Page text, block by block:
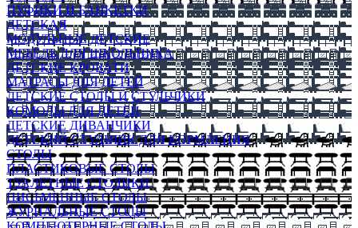
ПУФИКИ И БАНКЕТКИ
ДЕТСКАЯ
МОДУЛЬНЫЕ ДЕТСКИЕ
МЕБЕЛЬ ДЛЯ ШКОЛЬНИКА
ДЕТСКИЕ КРОВАТИ
МАТРАСЫ ДЛЯ ДЕТЕЙ
ДЕТСКИЕ СТОЛЫ И СТУЛЬЧИКИ
КОМОДЫ ДЛЯ ДЕТЕЙ
ДЕТСКИЕ ДИВАНЧИКИ
ДЕТСКИЙ СТУЛЬЧИК ДЛЯ КОРМЛЕНИЯ
СТОЛЫ
ПЛАСТИКОВЫЕ СТОЛЫ
ТУАЛЕТНЫЕ СТОЛИКИ
ПИСЬМЕННЫЕ СТОЛЫ
ЖУРНАЛЬНЫЕ СТОЛЫ